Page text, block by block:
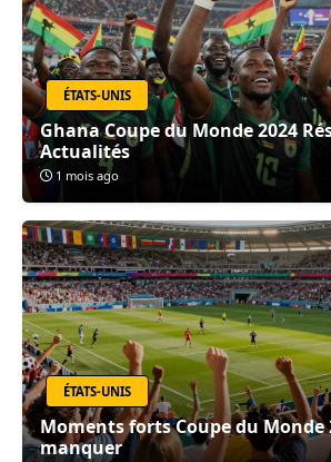
ÉTATS-UNIS
Ghana Coupe du Monde 2024
Actualités
1 mois ago
ÉTATS-UNIS
Moments forts Coupe du Monde
manquer